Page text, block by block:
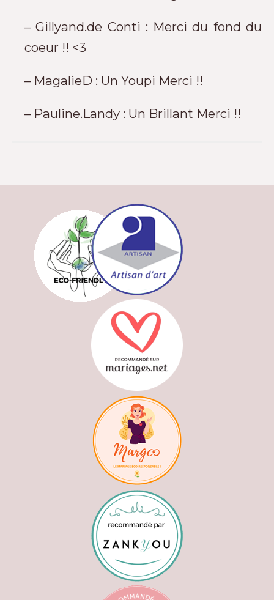
– Gillyand.de Conti : Merci du fond du
coeur !! <3
– MagalieD : Un Youpi Merci !!
– Pauline.Landy : Un Brillant Merci !!